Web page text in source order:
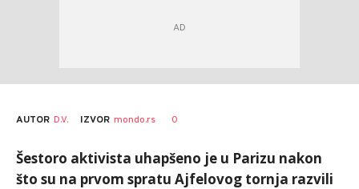
AUTOR D.V. IZVOR mondo.rs 0
Šestoro aktivista uhapšeno je u Parizu nakon
što su na prvom spratu Ajfelovog tornja razvili